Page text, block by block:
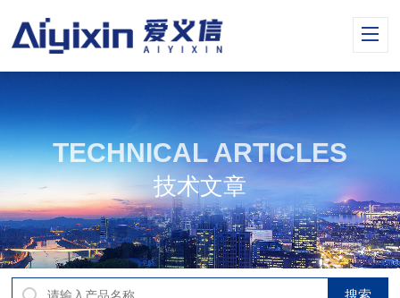
TECHNICAL ARTICLES
技术文章